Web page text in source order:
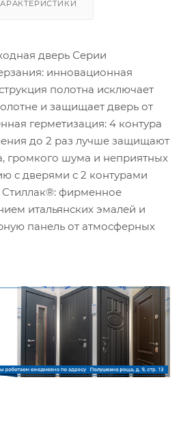
дверь Серии
инновационная
полотна исключает
и защищает дверь от
герметизация: 4 контура
до 2 раз лучше защищают
громкого шума и неприятных
с дверями с 2 контурами
Стиллак®: фирменное
итальянских эмалей и
панель от атмосферных